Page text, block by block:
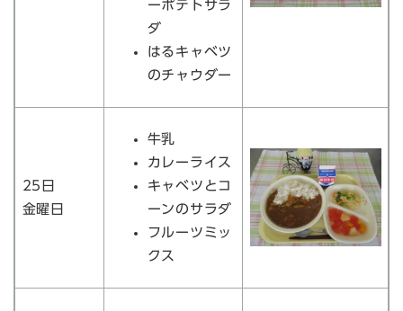
ーポテトサラ
ダ
はるキャベツ
のチャウダー
25日
金曜日
牛乳
カレーライス
キャベツとコ
ーンのサラダ
フルーツミッ
クス